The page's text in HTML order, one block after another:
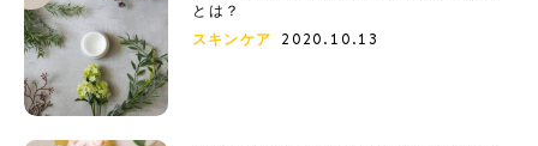
とは？
スキンケア
2020.10.13